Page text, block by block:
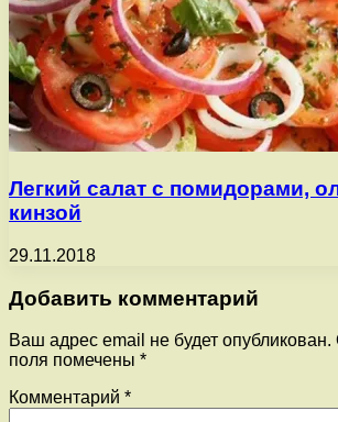
Легкий салат с помидорами,
кинзой
29.11.2018
Добавить комментарий
Ваш адрес email не будет опубликован.
поля помечены *
Комментарий *